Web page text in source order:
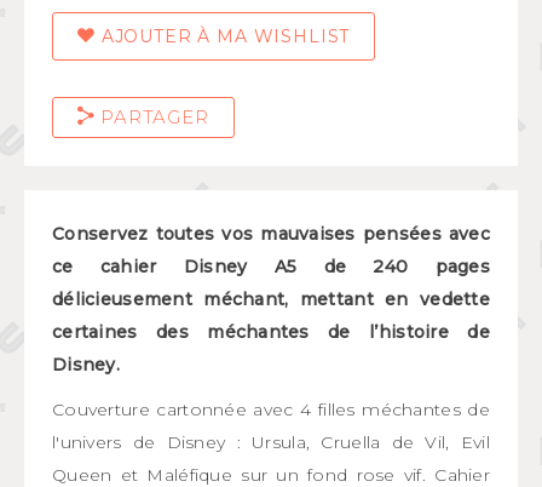
AJOUTER À MA WISHLIST
PARTAGER
Conservez toutes vos mauvaises pensées avec
ce cahier Disney A5 de 240 pages
délicieusement méchant, mettant en vedette
certaines des méchantes de l’histoire de
Disney.
Couverture cartonnée avec 4 filles méchantes de
l'univers de Disney : Ursula, Cruella de Vil, Evil
Queen et Maléfique sur un fond rose vif. Cahier